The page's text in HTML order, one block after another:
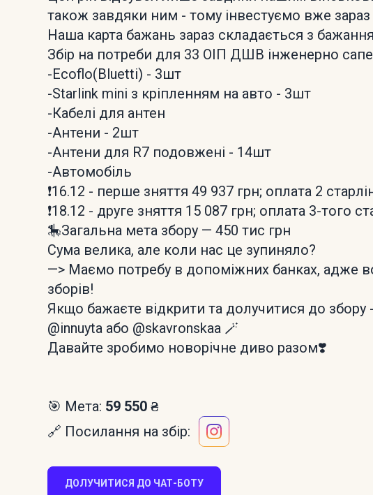
також завдяки ним - тому інвестуємо вже зараз
Наша карта бажань зараз складається з
Збір на потреби для 33 ОІП ДШВ інженерно
-Ecoflo(Bluetti) - 3шт
-Starlink mini з кріпленням на авто - 3шт
-Кабелі для антен
-Антени - 2шт
-Антени для R7 подовжені - 14шт
-Автомобіль
❗️16.12 - перше зняття 49 937 грн; оплата 2
❗️18.12 - друге зняття 15 087 грн; оплата 3-того
🎠Загальна мета збору — 450 тис грн
Сума велика, але коли нас це зупиняло?
—> Маємо потребу в допоміжних банках, адже
зборів!
Якщо бажаєте відкрити та долучитися до збору
@innuyta або @skavronskaa 🪄
Давайте зробимо новорічне диво разом❣️
🎯 Мета: 59 550 ₴
🔗 Посилання на збір:
ДОЛУЧИТИСЯ ДО ЧАТ-БОТУ